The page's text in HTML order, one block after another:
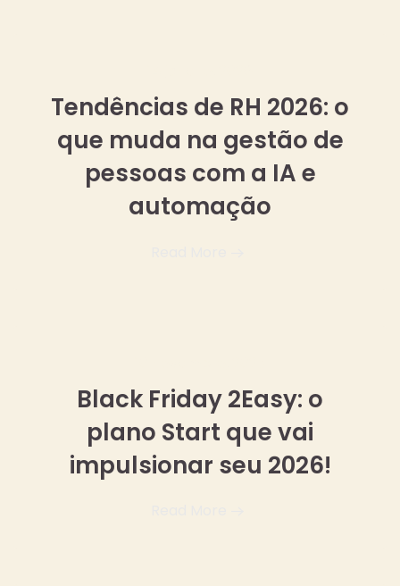
Tendências de RH 2026: o
que muda na gestão de
pessoas com a IA e
automação
Black Friday 2Easy: o
plano Start que vai
impulsionar seu 2026!